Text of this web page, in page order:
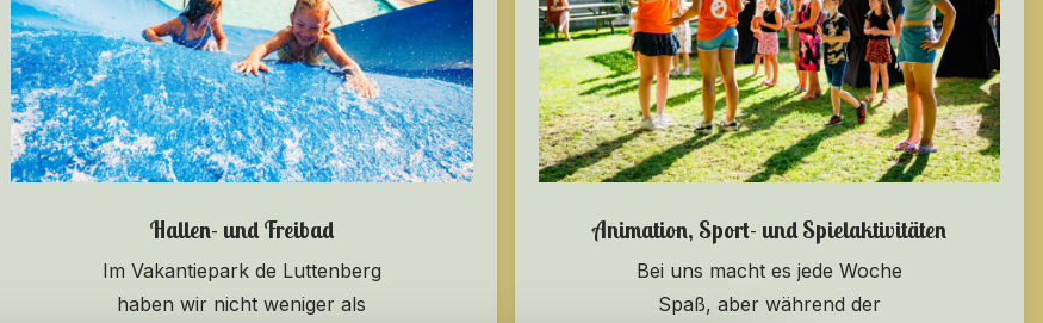
Hallen- und Freibad
Im Vakantiepark de Luttenberg
haben wir nicht weniger als
Animation, Sport- und Spielaktivitäten
Bei uns macht es jede Woche
Spaß, aber während der